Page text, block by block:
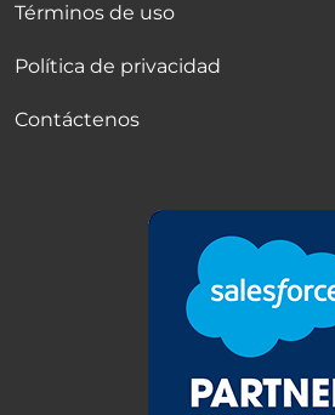
Términos de uso
Política de privacidad
Contáctenos